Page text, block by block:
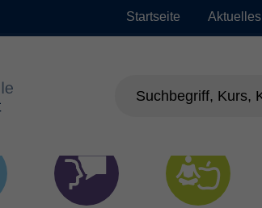
Startseite Aktuelles